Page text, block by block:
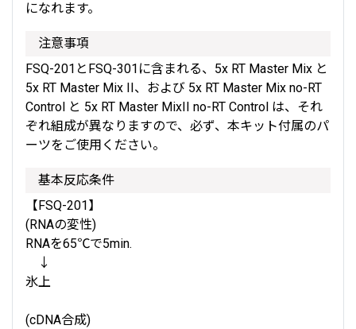
になれます。
注意事項
FSQ-201とFSQ-301に含まれる、5x RT Master Mix と
5x RT Master Mix II、および 5x RT Master Mix no-RT
Control と 5x RT Master MixII no-RT Control は、それ
ぞれ組成が異なりますので、必ず、本キット付属のパ
ーツをご使用ください。
基本反応条件
【FSQ-201】
(RNAの変性)
RNAを65℃で5min.
↓
氷上
(cDNA合成)